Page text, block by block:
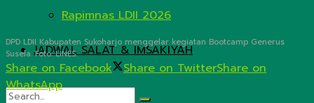
Rapimnas LDII 2026
JADWAL SALAT & IMSAKIYAH
DPD LDII Kabupaten Sukoharjo menggelar kegiatan Bootcamp Generus
Susela. Foto: LINES.
Share on Facebook Share on TwitterShare on
WhatsApp